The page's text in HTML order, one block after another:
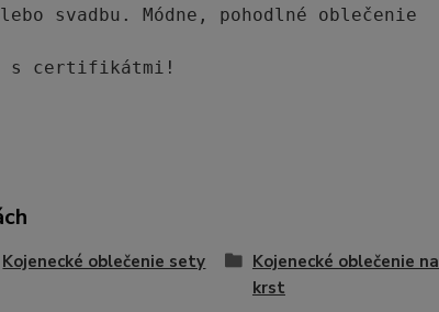
svadbu. Módne, pohodlné oblečenie
s certifikátmi!
Kojenecké oblečenie sety
Kojenecké oblečenie na
krst